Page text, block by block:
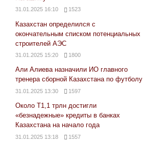
31.01.2025 16:10 1523
Казахстан определился с
окончательным списком потенциальных
строителей АЭС
31.01.2025 15:20 1800
Али Алиева назначили ИО главного
тренера сборной Казахстана по футболу
31.01.2025 13:30 1597
Около Т1,1 трлн достигли
«безнадежные» кредиты в банках
Казахстана на начало года
31.01.2025 13:18 1557